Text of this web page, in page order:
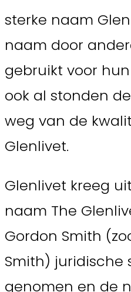
sterke naam
naam door
gebruikt voor
ook al stonden
weg van de
Glenlivet.
Glenlivet kreeg
naam The
Gordon Smith
Smith) juridische
genomen en de